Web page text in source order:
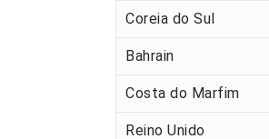
Coreia do Sul
Bahrain
Costa do Marfim
Reino Unido